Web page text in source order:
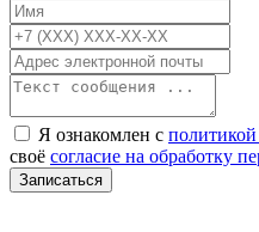
Я ознакомлен с
своё согласие на обработку
Записаться